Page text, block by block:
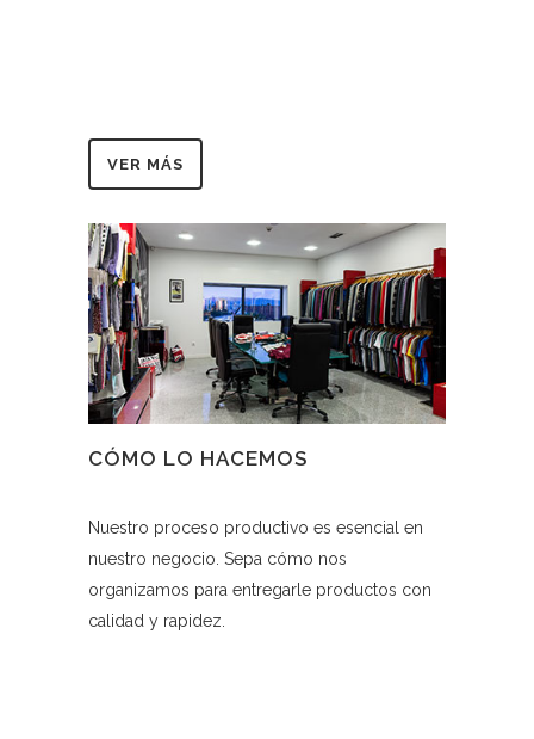
VER MÁS
CÓMO LO HACEMOS
Nuestro proceso productivo es esencial en
nuestro negocio. Sepa cómo nos
organizamos para entregarle productos con
calidad y rapidez.